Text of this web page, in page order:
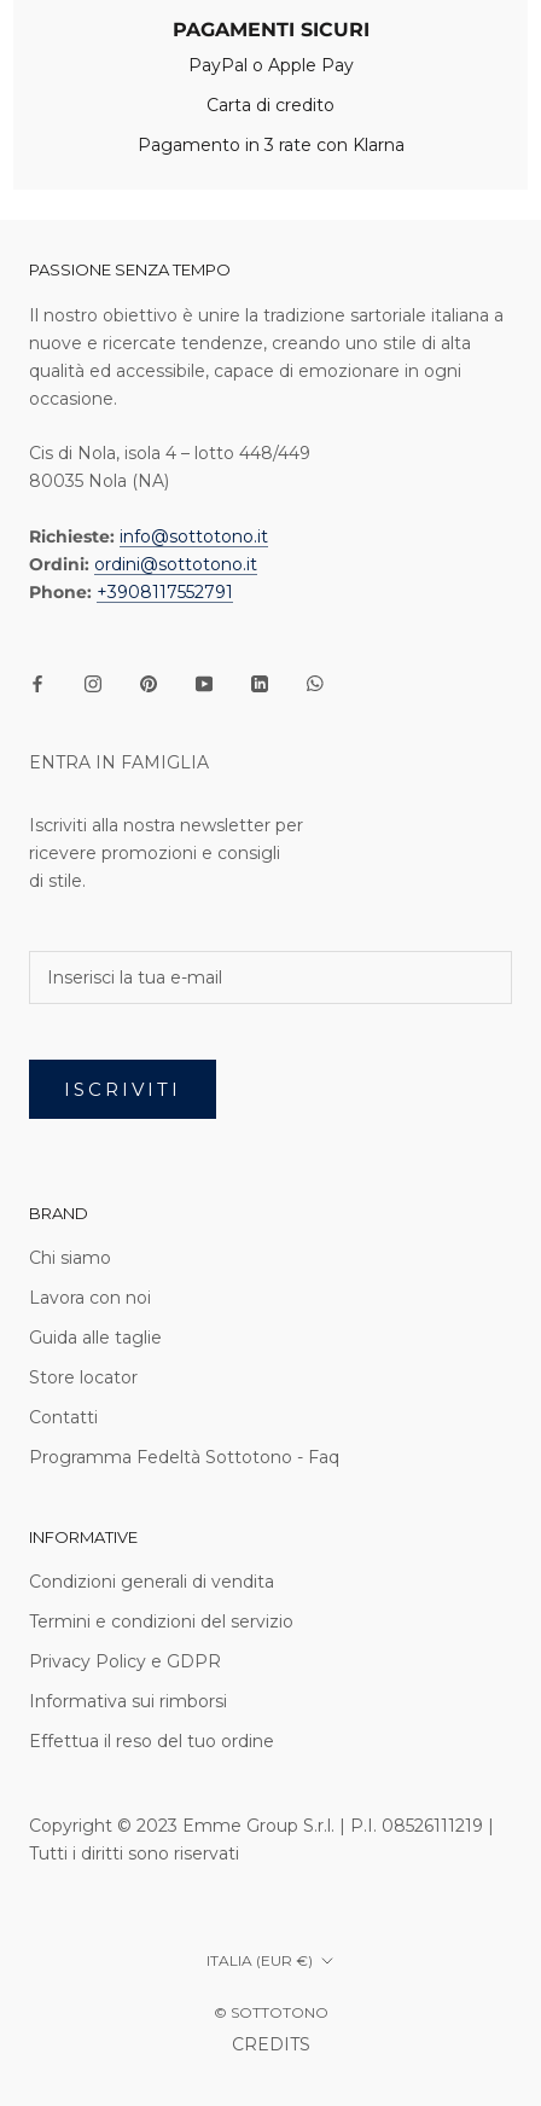
PAGAMENTI SICURI
PayPal o Apple Pay
Carta di credito
Pagamento in 3 rate con Klarna
PASSIONE SENZA TEMPO
I l nostro obiettivo è unire la tradizione sartoriale italiana a
nuove e ricercate tendenze, creando uno stile di alta
qualità ed accessibile, capace di emozionare in ogni
occasione.
Cis di Nola, isola 4 – lotto 448/449
80035 Nola (NA)
Richieste: info@sottotono.it
Ordini: ordini@sottotono.it
Phone: +3908117552791
ENTRA IN FAMIGLIA
Iscriviti alla nostra newsletter per
ricevere promozioni e consigli
di stile.
ISCRIVITI
BRAND
Chi siamo
Lavora con noi
Guida alle taglie
Store locator
Contatti
Programma Fedeltà Sottotono - Faq
INFORMATIVE
Condizioni generali di vendita
Termini e condizioni del servizio
Privacy Policy e GDPR
Informativa sui rimborsi
Effettua il reso del tuo ordine
Copyright © 2023 Emme Group S.r.l. | P.I. 08526111219 |
Tutti i diritti sono riservati
Paese/Area
ITALIA (EUR €)
© SOTTOTONO
CREDITS